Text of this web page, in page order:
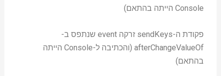
Console הייתה בהתאם)
פקודת ה-sendKeys זרקה event שנתפס ב-
afterChangeValueOf (והכתיבה ל-Console הייתה
בהתאם)